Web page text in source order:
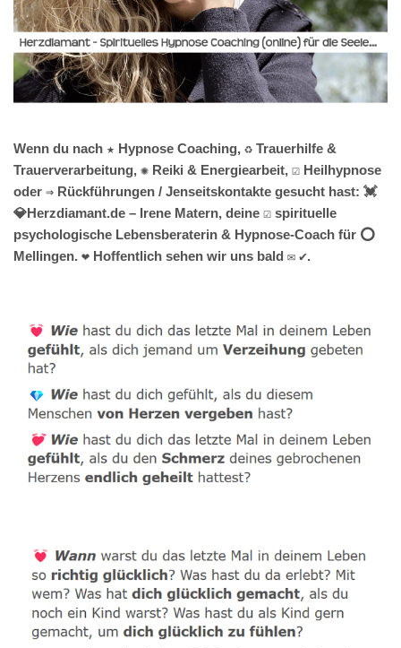
Wenn du nach ★ Hypnose Coaching, ♻ Trauerhilfe &
Trauerverarbeitung, ✺ Reiki & Energiearbeit, ☑️ Heilhypnose
oder ⇒ Rückführungen / Jenseitskontakte gesucht hast: 💓️
💎Herzdiamant.de – Irene Matern, deine ☑️ spirituelle
psychologische Lebensberaterin & Hypnose-Coach für ⭕
Mellingen. ❤ Hoffentlich sehen wir uns bald ✉ ✔.